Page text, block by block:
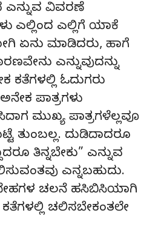
ಎನ್ನುವ ವಿವರಣೆ
ಎಲ್ಲಿಂದ ಎಲ್ಲಿಗೆ ಯಾಕೆ
ಏನು ಮಾಡಿದರು, ಹಾಗೆ
ಎನ್ನುವುದನ್ನು
ಕತೆಗಳಲ್ಲಿ ಓದುಗರು
ಪಾತ್ರಗಳು
ಮುಖ್ಯ ಪಾತ್ರಗಳೆಲ್ಲವೂ
ತುಂಬಲ್ಲ. ದುಡಿದಾದರೂ
ತಿನ್ನಬೇಕು” ಎನ್ನುವ
ಎನ್ನಬಹುದು.
ದೇಹಗಳ ಚಲನೆ ಹಸಿಬಿಸಿಯಾಗಿ
ಚಲಿಸಬೇಕಂತಲೇ